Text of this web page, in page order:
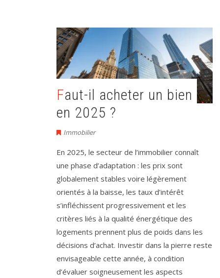
Faut-il acheter un bien
en 2025 ?
Immobilier
En 2025, le secteur de l’immobilier connaît
une phase d’adaptation : les prix sont
globalement stables voire légèrement
orientés à la baisse, les taux d’intérêt
s’infléchissent progressivement et les
critères liés à la qualité énergétique des
logements prennent plus de poids dans les
décisions d’achat. Investir dans la pierre reste
envisageable cette année, à condition
d’évaluer soigneusement les aspects